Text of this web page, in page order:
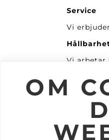
OM
Service
Vi
Vi arbetar
Snabba
Vi
BE OM